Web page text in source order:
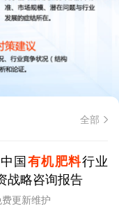
全部
国 有机肥料行业
战略咨询报告
更新维护